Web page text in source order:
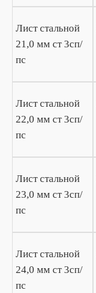
Лист стальной
21,0 мм ст 3сп/
пс
Лист стальной
22,0 мм ст 3сп/
пс
Лист стальной
23,0 мм ст 3сп/
пс
Лист стальной
24,0 мм ст 3сп/
пс